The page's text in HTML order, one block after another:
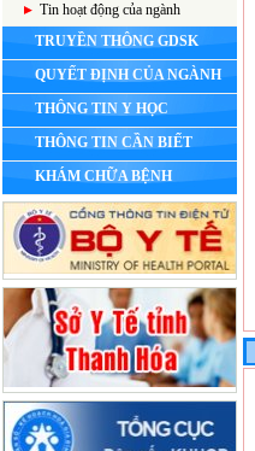
Tin hoạt động của ngành
TRUYỀN THÔNG GDSK
QUYẾT ĐỊNH CỦA NGÀNH
THÔNG TIN Y HỌC
THÔNG TIN CẦN BIẾT
KHÁM CHỮA BỆNH